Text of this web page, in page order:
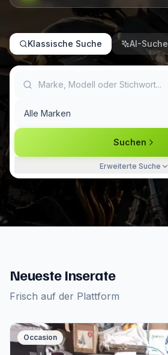
Klassische Suche AI-Suche
Suchen
Erweiterte Suche
Ganze Schweiz
AI
Neueste Inserate
Frisch auf der Plattform
Occasion